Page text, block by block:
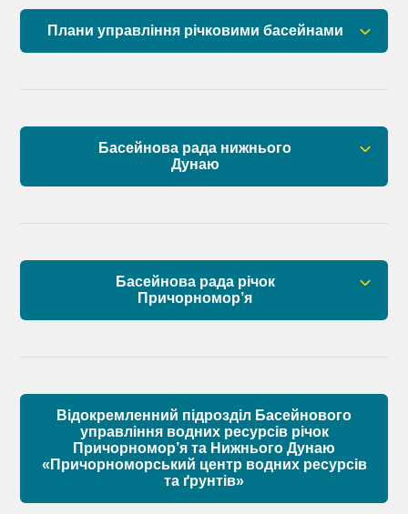
Плани управління річковими басейнами
Басейнова рада нижнього
Дунаю
Склад Басейнової ради нижнього Дунаю
Басейнова рада річок
Причорномор’я
Склад Басейнової ради річок Причорномор’я
Матеріали
Відокремленний підрозділ Басейнового
управління водних ресурсів річок
Причорномор’я та Нижнього Дунаю
«Причорноморський центр водних ресурсів
та ґрунтів»